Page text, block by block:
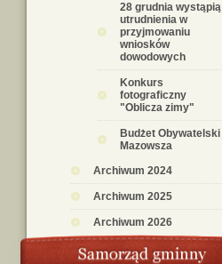
28 grudnia wystąpią
utrudnienia w
przyjmowaniu
wniosków
dowodowych
Konkurs
fotograficzny
"Oblicza zimy"
Budżet Obywatelski
Mazowsza
Archiwum 2024
Archiwum 2025
Archiwum 2026